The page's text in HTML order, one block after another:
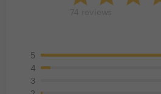
5
4
3